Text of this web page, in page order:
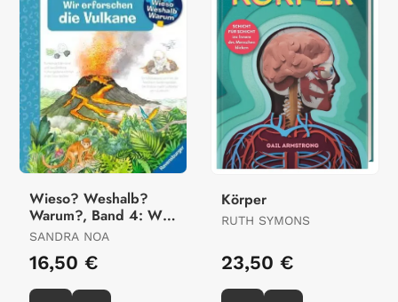
Wieso? Weshalb?
Warum?, Band 4: Wir
Erforschen Die
SANDRA NOA
16,50 €
Körper
RUTH SYMONS
23,50 €